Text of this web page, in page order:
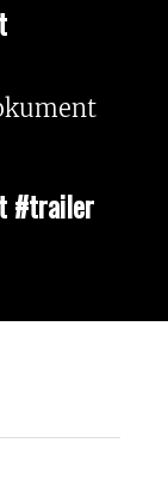
#trailer